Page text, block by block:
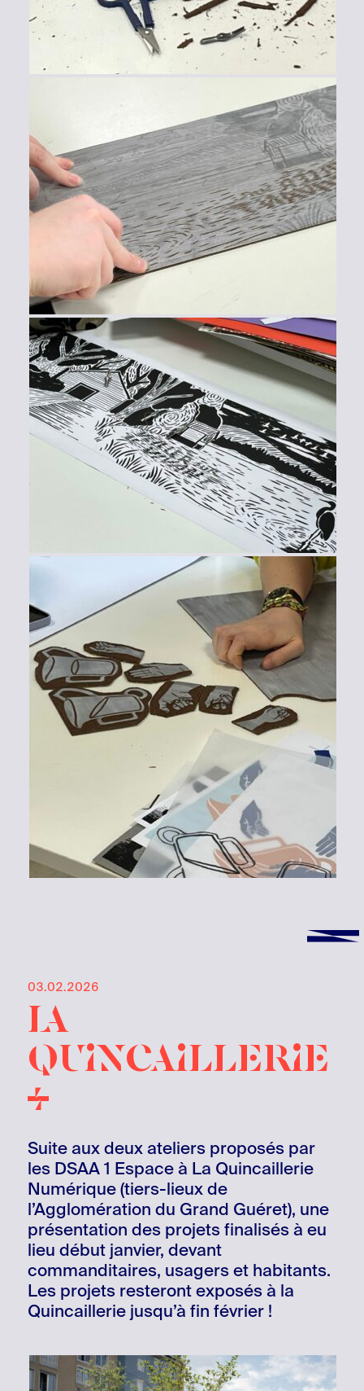
03.02.2026
la
quincaillerie
+
Suite aux deux ateliers proposés par
les DSAA 1 Espace à La Quincaillerie
Numérique (tiers-lieux de
l’Agglomération du Grand Guéret), une
présentation des projets finalisés à eu
lieu début janvier, devant
commanditaires, usagers et habitants.
Les projets resteront exposés à la
Quincaillerie jusqu’à fin février !